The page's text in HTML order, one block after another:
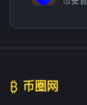
₿ 币圈网